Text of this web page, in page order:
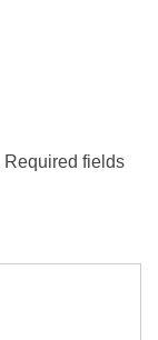
Required fields